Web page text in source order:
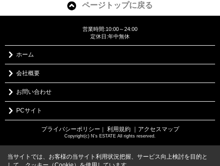
ページトップに戻る
営業時間:10:00～24:00
定休日:年中無休
ホーム
会社概要
お問い合わせ
PCサイト
プライバシーポリシー ｜ 利用規約 ｜アクセスマップ
Copyright(c) N's ESTATE All rights reserved.
当サイトでは、お客様の当サイト利用状況把握、サービス向上検討を目的と